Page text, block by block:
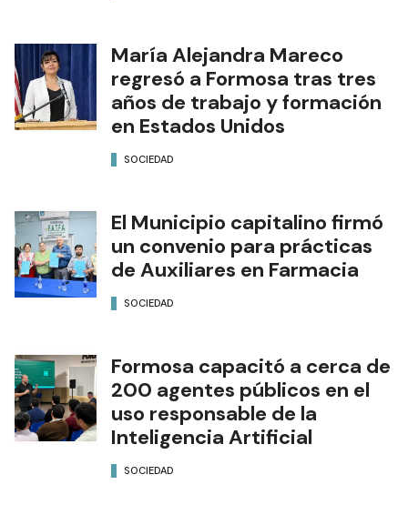
María Alejandra Mareco
regresó a Formosa tras tres
años de trabajo y formación
en Estados Unidos
SOCIEDAD
El Municipio capitalino firmó
un convenio para prácticas
de Auxiliares en Farmacia
SOCIEDAD
Formosa capacitó a cerca de
200 agentes públicos en el
uso responsable de la
Inteligencia Artificial
SOCIEDAD